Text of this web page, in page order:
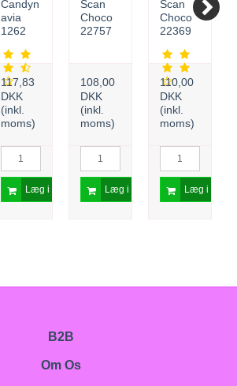
stk.
Candyn
avia
1262
117,83
DKK
(inkl.
moms)
Læg i kurv
Foam 1
x 12
stk.
Scan
Choco
22757
108,00
DKK
(inkl.
moms)
Læg i kurv
20 g
Scan
Choco
22369
110,00
DKK
(inkl.
moms)
Læg i kurv
B2B
Om Os